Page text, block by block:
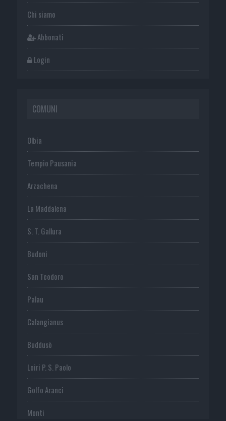
Chi siamo
Abbonati
Login
COMUNI
Olbia
Tempio Pausania
Arzachena
La Maddalena
S. T. Gallura
Budoni
San Teodoro
Palau
Calangianus
Buddusò
Loiri P. S. Paolo
Golfo Aranci
Monti